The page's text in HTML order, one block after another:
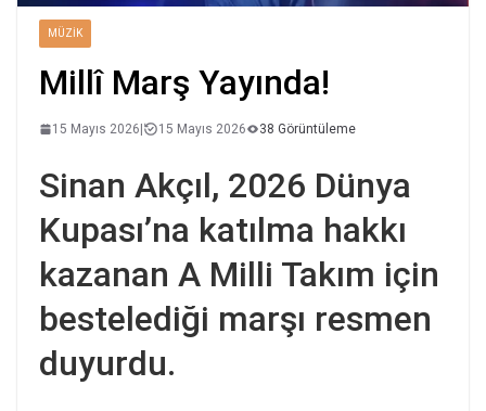
MÜZIK
Millî Marş Yayında!
15 Mayıs 2026| 15 Mayıs 2026 38 Görüntüleme
Sinan Akçıl, 2026 Dünya
Kupası’na katılma hakkı
kazanan A Milli Takım için
bestelediği marşı resmen
duyurdu.